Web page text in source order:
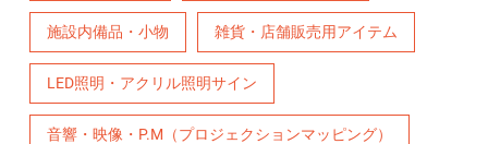
施設内備品・小物 雑貨・店舗販売用アイテム
LED照明・アクリル照明サイン
音響・映像・P.M（プロジェクションマッピング）